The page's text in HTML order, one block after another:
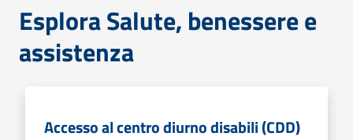
Esplora Salute, benessere e
assistenza
Accesso al centro diurno disabili (CDD)